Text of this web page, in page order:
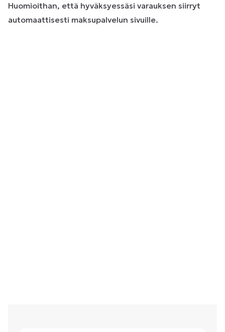
Huomioithan, että hyväksyessäsi varauksen siirryt
automaattisesti maksupalvelun sivuille.